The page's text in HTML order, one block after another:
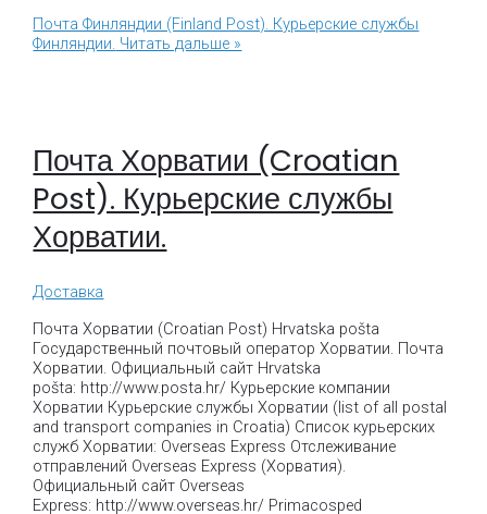
Почта Финляндии (Finland Post). Курьерские службы
Финляндии. Читать дальше »
Почта Хорватии (Croatian
Post). Курьерские службы
Хорватии.
Доставка
Почта Хорватии (Croatian Post) Hrvatska pošta
Государственный почтовый оператор Хорватии. Почта
Хорватии. Официальный сайт Hrvatska
pošta: http://www.posta.hr/ Курьерские компании
Хорватии Курьерские службы Хорватии (list of all postal
and transport companies in Croatia) Список курьерских
служб Хорватии: Overseas Express Отслеживание
отправлений Overseas Express (Хорватия).
Официальный сайт Overseas
Express: http://www.overseas.hr/ Primacosped